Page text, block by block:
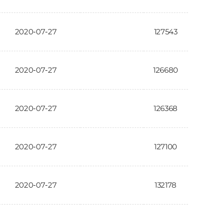
2020-07-27 127543
2020-07-27 126680
2020-07-27 126368
2020-07-27 127100
2020-07-27 132178